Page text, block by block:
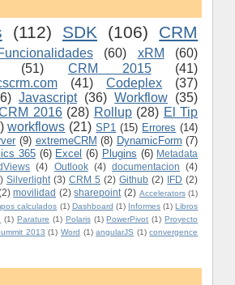
(112) SDK (106)
CRM
(60) xRM
(60)
(51) CRM 2015
(41)
(41) Codeplex
(37)
Javascript (36) Workflow (35)
2016 (28) Rollup (28) El Tip
workflows (21) SP1 (15) Errores (14)
(9) extremeCRM (8) DynamicForm (7)
365 (6) Excel (6) Plugins (6) Metadata
(4) Outlook (4) documentacion
(4)
Silverlight (3) CRM 5 (2) Github (2) IFD (2)
movilidad (2) sharepoint (2) Accelerators (1)
calculados (1) Dashboard (1) Informes (1) Libros
(1) Parature (1) Polaris (1) PowerPivot (1) Proyecto
2013 (1) Word (1) angularJS (1) convergence